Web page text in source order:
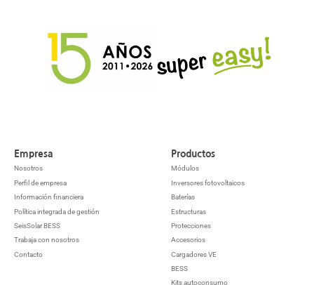
Empresa
Nosotros
Perfil de empresa
Información financiera
Política integrada de gestión
SeisSolar BESS
Trabaja con nosotros
Contacto
Productos
Módulos
Inversores fotovoltaicos
Baterías
Estructuras
Protecciones
Accesorios
Cargadores VE
BESS
Kits autoconsumo